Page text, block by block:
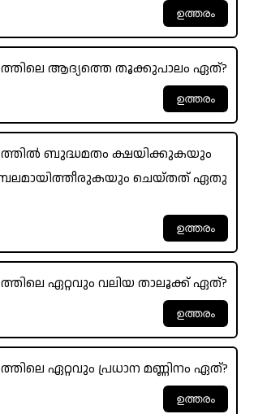
ആദ്യത്തെ തൂക്കുപാലം ഏത്?
ബുദ്ധമതം ക്ഷയിക്കുകയും
ചെയ്തത് ഏതു
ഏറ്റവും വലിയ താലൂക്ക് ഏത്?
ഏറ്റവും പ്രധാന മണ്ണിനം ഏത്?